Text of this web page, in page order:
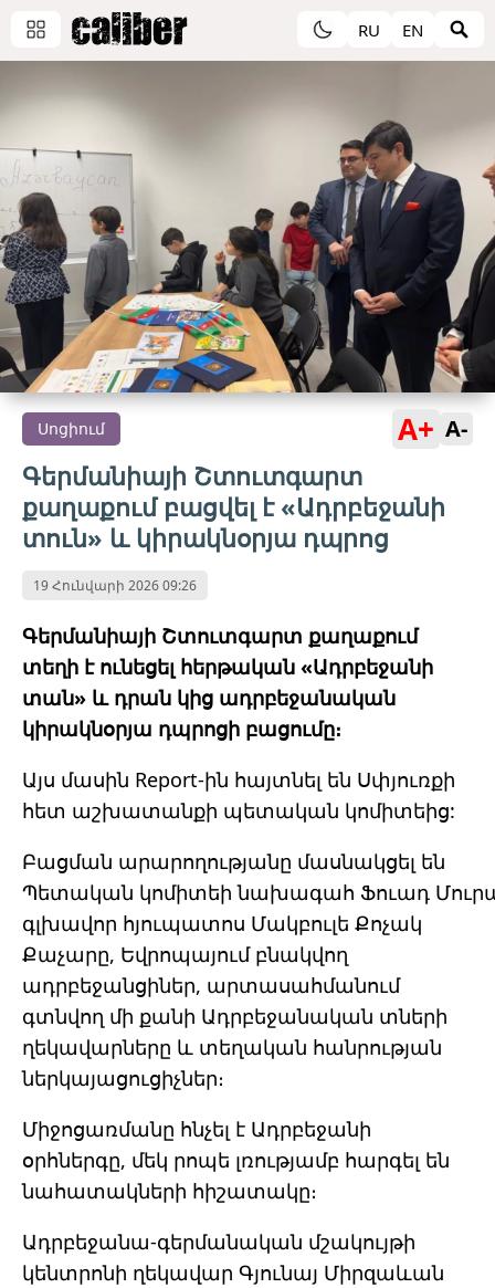
RU EN
Սոցիում A+ A-
Գերմանիայի Շտուտգարտ
քաղաքում բացվել է «Ադրբեջանի
տուն» և կիրակնօրյա դպրոց
19 Հունվարի 2026 09:26
Գերմանիայի Շտուտգարտ քաղաքում
տեղի է ունեցել հերթական «Ադրբեջանի
տան» և դրան կից ադրբեջանական
կիրակնօրյա դպրոցի բացումը։
Այս մասին Report-ին հայտնել են Սփյուռքի
հետ աշխատանքի պետական կոմիտեից:
Բացման արարողությանը մասնակցել են
Պետական կոմիտեի նախագահ Ֆուադ
գլխավոր հյուպատոս Մակբուլե Քոչակ
Քաչարը, Եվրոպայում բնակվող
ադրբեջանցիներ, արտասահմանում
գտնվող մի քանի Ադրբեջանական տների
ղեկավարները և տեղական հանրության
ներկայացուցիչներ։
Միջոցառմանը հնչել է Ադրբեջանի
օրհներգը, մեկ րոպե լռությամբ հարգել են
նահատակների հիշատակը։
Ադրբեջանա-գերմանական մշակույթի
կենտրոնի ղեկավար Գյունայ Միրզաևան